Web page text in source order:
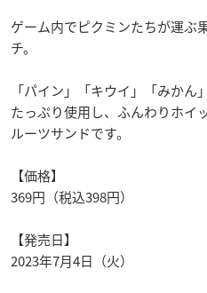
ゲーム内でピクミンたちが運ぶ
チ。
「パイン」「キウイ」「みか
たっぷり使用し、ふんわりホイ
ルーツサンドです。
【価格】
369円（税込398円）
【発売日】
2023年7月4日（火）